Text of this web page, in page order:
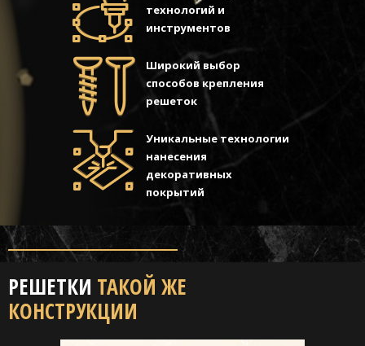
технологий и
инструментов
Широкий выбор
способов крепления
решеток
Уникальные технологии
нанесения
декоративных
покрытий
РЕШЕТКИ ТАКОЙ ЖЕ
КОНСТРУКЦИИ